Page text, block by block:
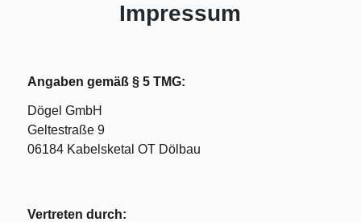
Impressum
Angaben gemäß § 5 TMG:
Dögel GmbH
Geltestraße 9
06184 Kabelsketal OT Dölbau
Vertreten durch: